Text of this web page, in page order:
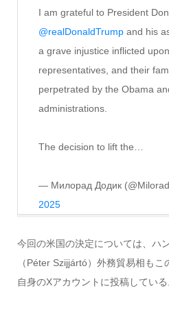
I am grateful to President
@realDonaldTrumpand his
a grave injustice inflicted
representatives, and their
perpetrated by the Obama
administrations.
The decision to lift the…
— Милорад Додик
2025
今回の米国の決定については、ハ
（Péter Szijjártó）外務貿易相も
自身のXアカウントに投稿している